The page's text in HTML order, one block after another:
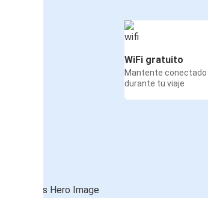
WiFi gratuito
Mantente conectado
durante tu viaje